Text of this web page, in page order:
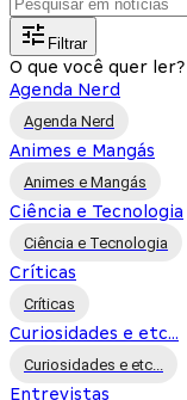
Filtrar
O que você quer ler?
Agenda Nerd
Agenda Nerd
Animes e Mangás
Animes e Mangás
Ciência e Tecnologia
Ciência e Tecnologia
Críticas
Críticas
Curiosidades e etc...
Curiosidades e etc...
Entrevistas